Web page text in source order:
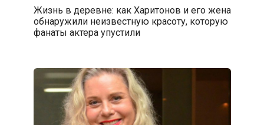
Жизнь в деревне: как Харитонов и его жена
обнаружили неизвестную красоту, которую
фанаты актера упустили